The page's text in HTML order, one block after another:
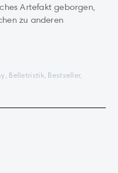
Artefakt geborgen,
zu anderen
Belletristik, Bestseller,